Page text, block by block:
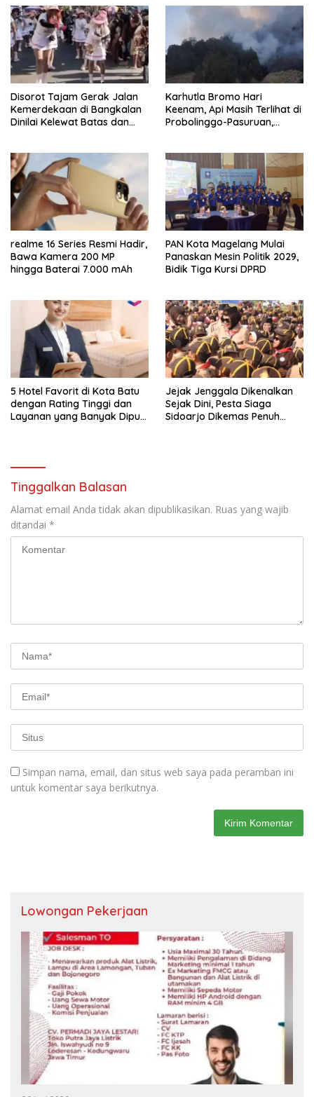
Disorot Tajam Gerak Jalan
Kemerdekaan di Bangkalan
Dinilai Kelewat Batas dan
Karhutla Bromo Hari
Keenam, Api Masih Terlihat di
Probolinggo-Pasuruan,
realme 16 Series Resmi Hadir,
Bawa Kamera 200 MP
hingga Baterai 7.000 mAh
PAN Kota Magelang Mulai
Panaskan Mesin Politik 2029,
Bidik Tiga Kursi DPRD
5 Hotel Favorit di Kota Batu
dengan Rating Tinggi dan
Layanan yang Banyak Dipuji
Jejak Jenggala Dikenalkan
Sejak Dini, Pesta Siaga
Sidoarjo Dikemas Penuh
Tinggalkan Balasan
Alamat email Anda tidak akan dipublikasikan. Ruas yang wajib
ditandai *
Simpan nama, email, dan situs web saya pada peramban ini
untuk komentar saya berikutnya.
Lowongan Pekerjaan